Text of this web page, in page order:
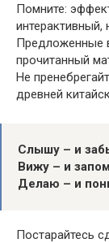
Помните:
интерактивный,
Предложенные
прочитанный
Не
древней
Слышу – и
Вижу – и
Делаю – и
Постарайтесь